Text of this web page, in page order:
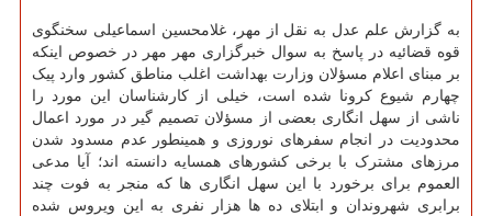
به گزارش علم عدل به نقل از مهر، غلامحسین اسماعیلی سخنگوی
قوه قضائیه در پاسخ به سوال خبرگزاری مهر مهر در خصوص اینکه
بر مبنای اعلام مسؤلان وزارت بهداشت اغلب مناطق کشور وارد پیک
چهارم شیوع کرونا شده است، خیلی از کارشناسان این مورد را
ناشی از سهل انگاری بعضی از مسؤلان تصمیم گیر در مورد اعمال
محدودیت در انجام سفرهای نوروزی و همینطور عدم مسدود شدن
مرزهای مشترک با برخی کشورهای همسایه دانسته اند؛ آیا مدعی
العموم برای برخورد با این سهل انگاری ها که منجر به فوت چند
برابری شهروندان و ابتلای ده ها هزار نفری به این ویروس شده